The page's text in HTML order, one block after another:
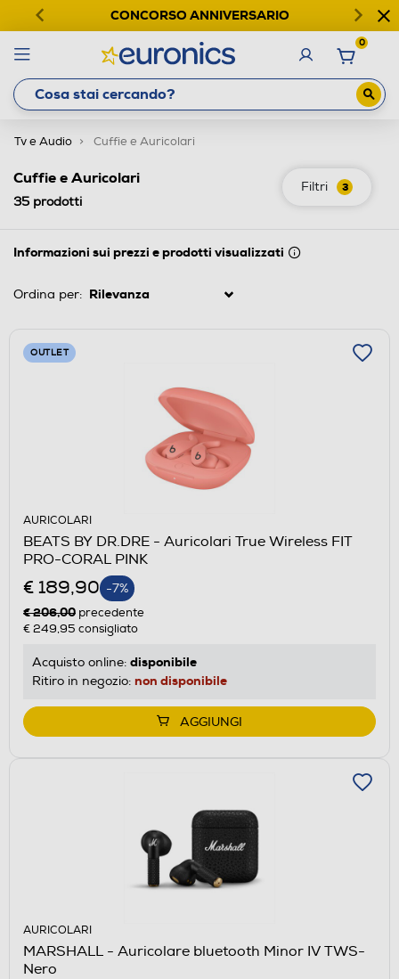
CONCORSO ANNIVERSARIO
0
Tv e Audio Cuffie e Auricolari
Filtri 3
Cuffie e Auricolari
35 prodotti
Informazioni sui prezzi e prodotti visualizzati
Ordina per:
OUTLET
AURICOLARI
BEATS BY DR.DRE - Auricolari True Wireless FIT
PRO-CORAL PINK
€ 189,90 -7%
€ 206,00 precedente
€ 249,95 consigliato
Acquisto online: disponibile
Ritiro in negozio: non disponibile
AGGIUNGI
AURICOLARI
MARSHALL - Auricolare bluetooth Minor IV TWS-
Nero